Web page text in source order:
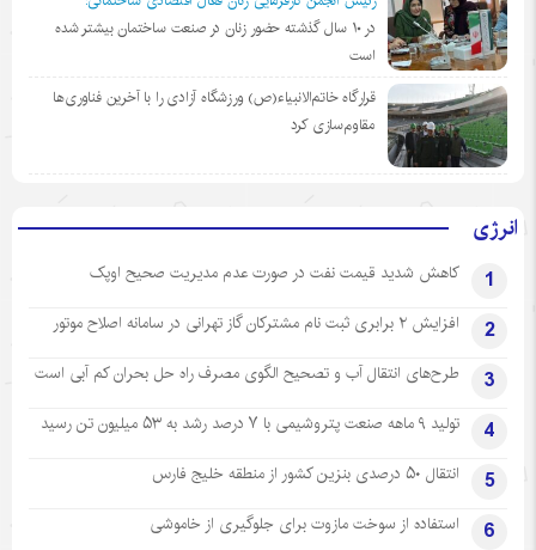
در ١٠ سال گذشته حضور زنان در صنعت ساختمان بیشتر شده
است
قرارگاه خاتم‌الانبیاء(ص) ورزشگاه آزادی را با آخرین فناوری‌ها
مقاوم‌سازی کرد
انرژی
1 کاهش شدید قیمت نفت در صورت عدم مدیریت صحیح اوپک
2 افزایش ۲ برابری ثبت نام مشترکان گاز تهرانی‌ در سامانه اصلاح موتور
3 طرح‌های انتقال آب و تصحیح الگوی مصرف راه حل بحران کم آبی است
4 تولید ۹ ماهه صنعت پتروشیمی با ۷ درصد رشد به ۵۳ میلیون تن رسید
5 انتقال ۵۰ درصدی بنزین کشور از منطقه خلیج فارس
6 استفاده از سوخت مازوت برای جلوگیری از خاموشی